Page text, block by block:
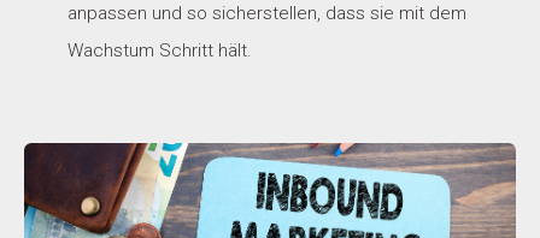
anpassen und so sicherstellen, dass sie mit dem
Wachstum Schritt hält.